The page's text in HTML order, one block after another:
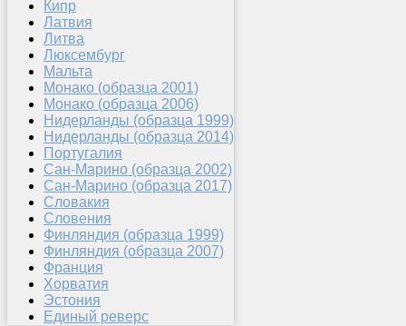
Кипр
Латвия
Литва
Люксембург
Мальта
Монако (образца 2001)
Монако (образца 2006)
Нидерланды (образца 1999)
Нидерланды (образца 2014)
Португалия
Сан-Марино (образца 2002)
Сан-Марино (образца 2017)
Словакия
Словения
Финляндия (образца 1999)
Финляндия (образца 2007)
Франция
Хорватия
Эстония
Единый реверс